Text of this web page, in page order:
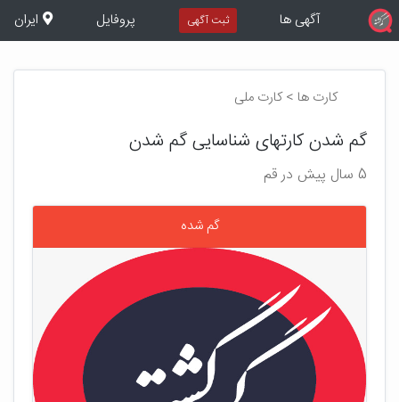
آگهی ها ثبت آگهی پروفایل ایران
کارت ها > کارت ملی
گم شدن کارتهای شناسایی گم شدن
5 سال پیش در قم
گم شده